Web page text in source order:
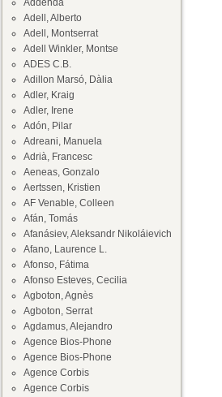
Addenda
Adell, Alberto
Adell, Montserrat
Adell Winkler, Montse
ADES C.B.
Adillon Marsó, Dàlia
Adler, Kraig
Adler, Irene
Adón, Pilar
Adreani, Manuela
Adrià, Francesc
Aeneas, Gonzalo
Aertssen, Kristien
AF Venable, Colleen
Afán, Tomás
Afanásiev, Aleksandr Nikoláievich
Afano, Laurence L.
Afonso, Fátima
Afonso Esteves, Cecilia
Agboton, Agnès
Agboton, Serrat
Agdamus, Alejandro
Agence Bios-Phone
Agence Bios-Phone
Agence Corbis
Agence Corbis